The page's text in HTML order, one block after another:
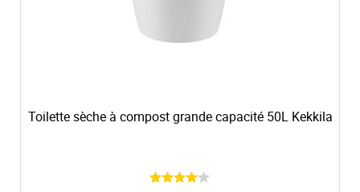
Toilette sèche à compost grande capacité 50L Kekkila